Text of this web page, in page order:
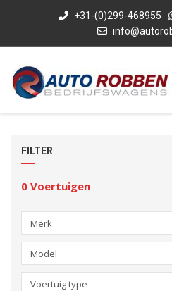
+31-(0)299-468955
FILTER
0 Voertuigen
Merk
Model
Voertuig type